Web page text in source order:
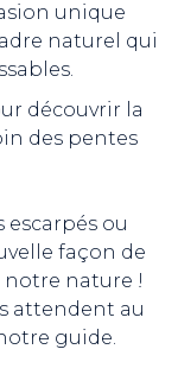
unique
naturel qui
découvrir la
des pentes
escarpés ou
façon de
notre nature !
attendent au
guide.